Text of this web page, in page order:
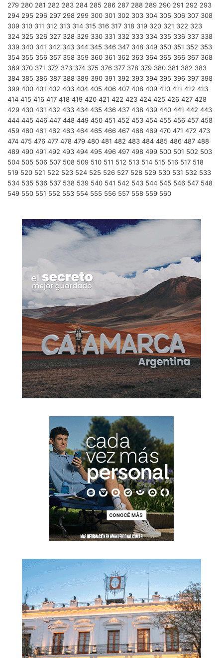
279 280 281 282 283 284 285 286 287 288 289 290 291 292 293
294 295 296 297 298 299 300 301 302 303 304 305 306 307 308
309 310 311 312 313 314 315 316 317 318 319 320 321 322 323
324 325 326 327 328 329 330 331 332 333 334 335 336 337 338
339 340 341 342 343 344 345 346 347 348 349 350 351 352 353
354 355 356 357 358 359 360 361 362 363 364 365 366 367 368
369 370 371 372 373 374 375 376 377 378 379 380 381 382 383
384 385 386 387 388 389 390 391 392 393 394 395 396 397 398
399 400 401 402 403 404 405 406 407 408 409 410 411 412 413
414 415 416 417 418 419 420 421 422 423 424 425 426 427 428
429 430 431 432 433 434 435 436 437 438 439 440 441 442 443
444 445 446 447 448 449 450 451 452 453 454 455 456 457 458
459 460 461 462 463 464 465 466 467 468 469 470 471 472 473
474 475 476 477 478 479 480 481 482 483 484 485 486 487 488
489 490 491 492 493 494 495 496 497 498 499 500 501 502 503
504 505 506 507 508 509 510 511 512 513 514 515 516 517 518
519 520 521 522 523 524 525 526 527 528 529 530 531 532 533
534 535 536 537 538 539 540 541 542 543 544 545 546 547 548
549 550 551 552 553 554 555 556 557 558 559 560